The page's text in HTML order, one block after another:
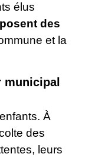
élus
des
et la
À
des
leurs